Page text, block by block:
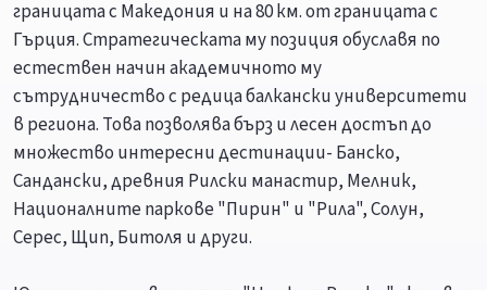
границата с Македония и на 80 км. от границата с
Гърция. Стратегическата му позиция обуславя по
естествен начин академичното му
сътрудничество с редица балкански университети
в региона. Това позволява бърз и лесен достъп до
множество интересни дестинации- Банско,
Сандански, древния Рилски манастир, Мелник,
Националните паркове "Пирин" и "Рила", Солун,
Серес, Щип, Битоля и други.